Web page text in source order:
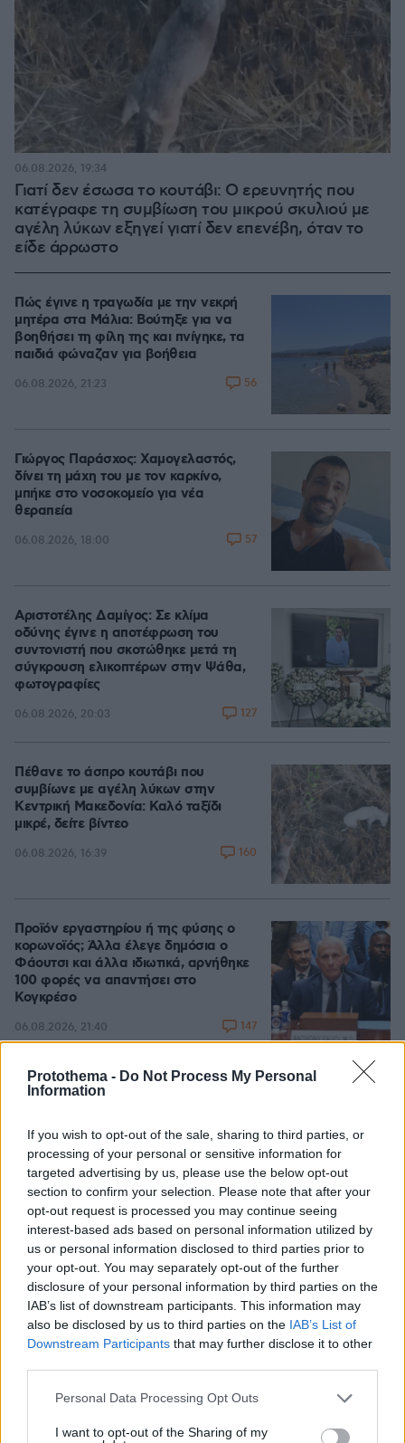
Protothema - Do Not Process My Personal
Information
If you wish to opt-out of the sale, sharing to third parties, or
processing of your personal or sensitive information for
targeted advertising by us, please use the below opt-out
section to confirm your selection. Please note that after your
opt-out request is processed you may continue seeing
interest-based ads based on personal information utilized by
us or personal information disclosed to third parties prior to
your opt-out. You may separately opt-out of the further
disclosure of your personal information by third parties on the
IAB’s list of downstream participants. This information may
also be disclosed by us to third parties on the IAB’s List of
Downstream Participants that may further disclose it to other
Please note that this website/app uses one or more Google
not limited to your visit or usage behaviour. You may click to
Personal Data Processing Opt Outs
I want to opt-out of the Sharing of my
Γιατί δεν έσωσα το κουτάβι: Ο ερευνητής που
κατέγραφε τη συμβίωση του μικρού σκυλιού με
αγέλη λύκων εξηγεί γιατί δεν επενέβη, όταν το
είδε άρρωστο
06.08.2026, 19:34
Πώς έγινε η τραγωδία με την νεκρή
μητέρα στα Μάλια: Βούτηξε για να
βοηθήσει τη φίλη της και πνίγηκε, τα
παιδιά φώναζαν για βοήθεια
06.08.2026, 21:23 56
Γιώργος Παράσχος: Χαμογελαστός,
δίνει τη μάχη του με τον καρκίνο,
μπήκε στο νοσοκομείο για νέα
θεραπεία
06.08.2026, 18:00 57
Αριστοτέλης Δαμίγος: Σε κλίμα
οδύνης έγινε η αποτέφρωση του
συντονιστή που σκοτώθηκε μετά τη
σύγκρουση ελικοπτέρων στην Ψάθα,
φωτογραφίες
06.08.2026, 20:03 127
Πέθανε το άσπρο κουτάβι που
συμβίωνε με αγέλη λύκων στην
Κεντρική Μακεδονία: Καλό ταξίδι
μικρέ, δείτε βίντεο
06.08.2026, 16:39 160
Προϊόν εργαστηρίου ή της φύσης ο
κορωνοϊός; Άλλα έλεγε δημόσια ο
Φάουτσι και άλλα ιδιωτικά, αρνήθηκε
100 φορές να απαντήσει στο
Κογκρέσο
06.08.2026, 21:40 147
Αποχωρούν ακόμη δύο στελέχη από το
06.08.2026, 21:16 51
Games